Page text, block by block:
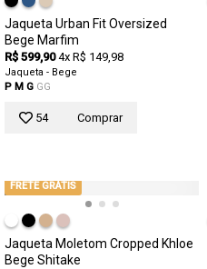
Jaqueta Urban Fit Oversized
Bege Marfim
R$ 599,90 4x R$ 149,98
Jaqueta - Bege
P M G GG
54 Comprar
FRETE GRÁTIS
Jaqueta Moletom Cropped Khloe
Bege Shitake